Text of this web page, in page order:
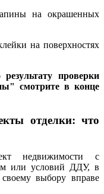
на окрашенных
на поверхностях
проверки
смотрите в конце
отделки: что
недвижимости с
или условий ДДУ, в
выбору вправе